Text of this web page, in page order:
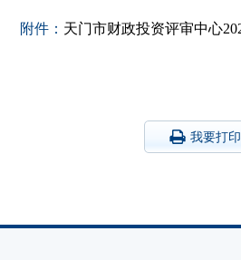
附件： 天门市财政投资评审中心
我要打印